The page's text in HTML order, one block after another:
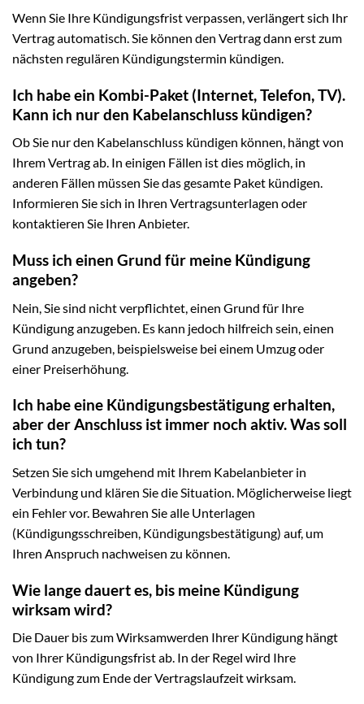
Wenn Sie Ihre Kündigungsfrist verpassen, verlängert sich Ihr
Vertrag automatisch. Sie können den Vertrag dann erst zum
nächsten regulären Kündigungstermin kündigen.
Ich habe ein Kombi-Paket (Internet, Telefon, TV).
Kann ich nur den Kabelanschluss kündigen?
Ob Sie nur den Kabelanschluss kündigen können, hängt von
Ihrem Vertrag ab. In einigen Fällen ist dies möglich, in
anderen Fällen müssen Sie das gesamte Paket kündigen.
Informieren Sie sich in Ihren Vertragsunterlagen oder
kontaktieren Sie Ihren Anbieter.
Muss ich einen Grund für meine Kündigung
angeben?
Nein, Sie sind nicht verpflichtet, einen Grund für Ihre
Kündigung anzugeben. Es kann jedoch hilfreich sein, einen
Grund anzugeben, beispielsweise bei einem Umzug oder
einer Preiserhöhung.
Ich habe eine Kündigungsbestätigung erhalten,
aber der Anschluss ist immer noch aktiv. Was soll
ich tun?
Setzen Sie sich umgehend mit Ihrem Kabelanbieter in
Verbindung und klären Sie die Situation. Möglicherweise liegt
ein Fehler vor. Bewahren Sie alle Unterlagen
(Kündigungsschreiben, Kündigungsbestätigung) auf, um
Ihren Anspruch nachweisen zu können.
Wie lange dauert es, bis meine Kündigung
wirksam wird?
Die Dauer bis zum Wirksamwerden Ihrer Kündigung hängt
von Ihrer Kündigungsfrist ab. In der Regel wird Ihre
Kündigung zum Ende der Vertragslaufzeit wirksam.